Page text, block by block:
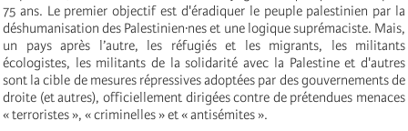
75 ans. Le premier objectif est d'éradiquer le peuple palestinien par la
déshumanisation des Palestinien·nes et une logique suprémaciste. Mais,
un pays après l’autre, les réfugiés et les migrants, les militants
écologistes, les militants de la solidarité avec la Palestine et d'autres
sont la cible de mesures répressives adoptées par des gouvernements de
droite (et autres), officiellement dirigées contre de prétendues menaces
« terroristes », « criminelles » et « antisémites ».